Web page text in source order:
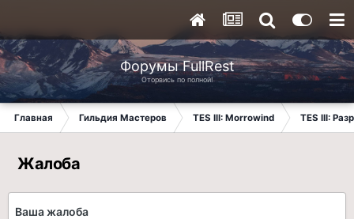
Форумы FullRest
Оторвись по полной!
Главная Гильдия Мастеров TES III: Morrowind TES III:
Жалоба
Ваша жалоба